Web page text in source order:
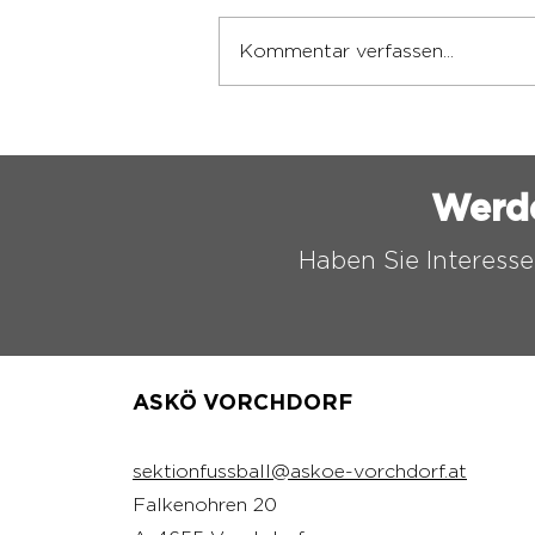
FUSSBALL CAMP 2026
Kommentar verfassen...
Haben Sie
ASKÖ VORCHDORF
sektionfussball@askoe-vorchdorf.at
Falkenohren 20